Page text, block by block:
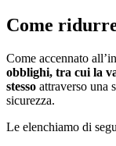
Come
Come accennato
obblighi, tra cui la
stesso attraverso una
sicurezza.
Le elenchiamo di